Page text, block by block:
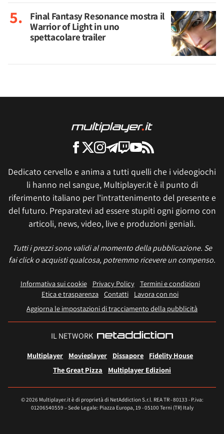
Final Fantasy Resonance mostra il
Warrior of Light in uno
spettacolare trailer
Dedicato cervello e anima a tutti quelli che i videogiochi
li hanno nel sangue, Multiplayer.it è il punto di
riferimento italiano per l'intrattenimento del presente e
del futuro. Preparatevi ad essere stupiti ogni giorno con
articoli, news, video, live e produzioni geniali.
Tutti i prezzi sono validi al momento della pubblicazione. Se
fai click o acquisti qualcosa, potremmo ricevere un compenso.
Informativa sui cookie Privacy Policy
Termini e condizioni
Etica e trasparenza Contatti
Lavora con noi
Aggiorna le impostazioni di tracciamento della pubblicità
IL NETWORK
Multiplayer Movieplayer Dissapore
Fidelity House
The Great Pizza
Multiplayer Edizioni
© 2026 Multiplayer.it è di proprietà di NetAddiction S.r.l. REA TR - 80133 - P.iva:
01206540559 – Sede Legale: Piazza Europa, 19 - 05100 Terni (TR) Italy